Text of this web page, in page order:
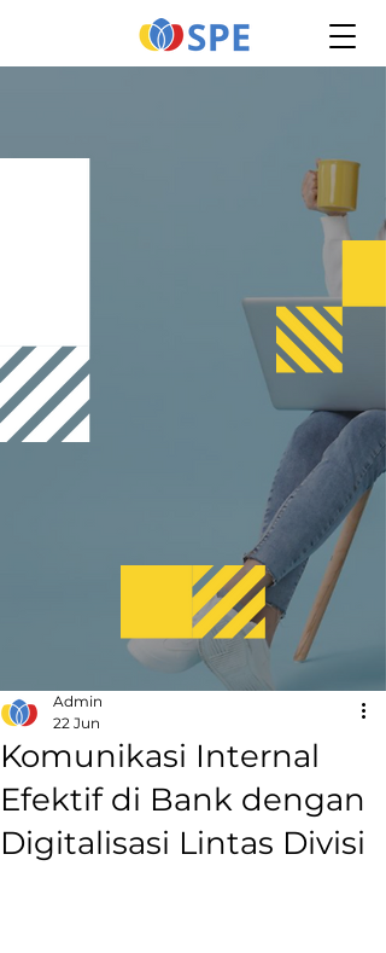
Komunikasi Internal
Efektif di Bank dengan
Digitalisasi Lintas Divisi
Admin
22 Jun